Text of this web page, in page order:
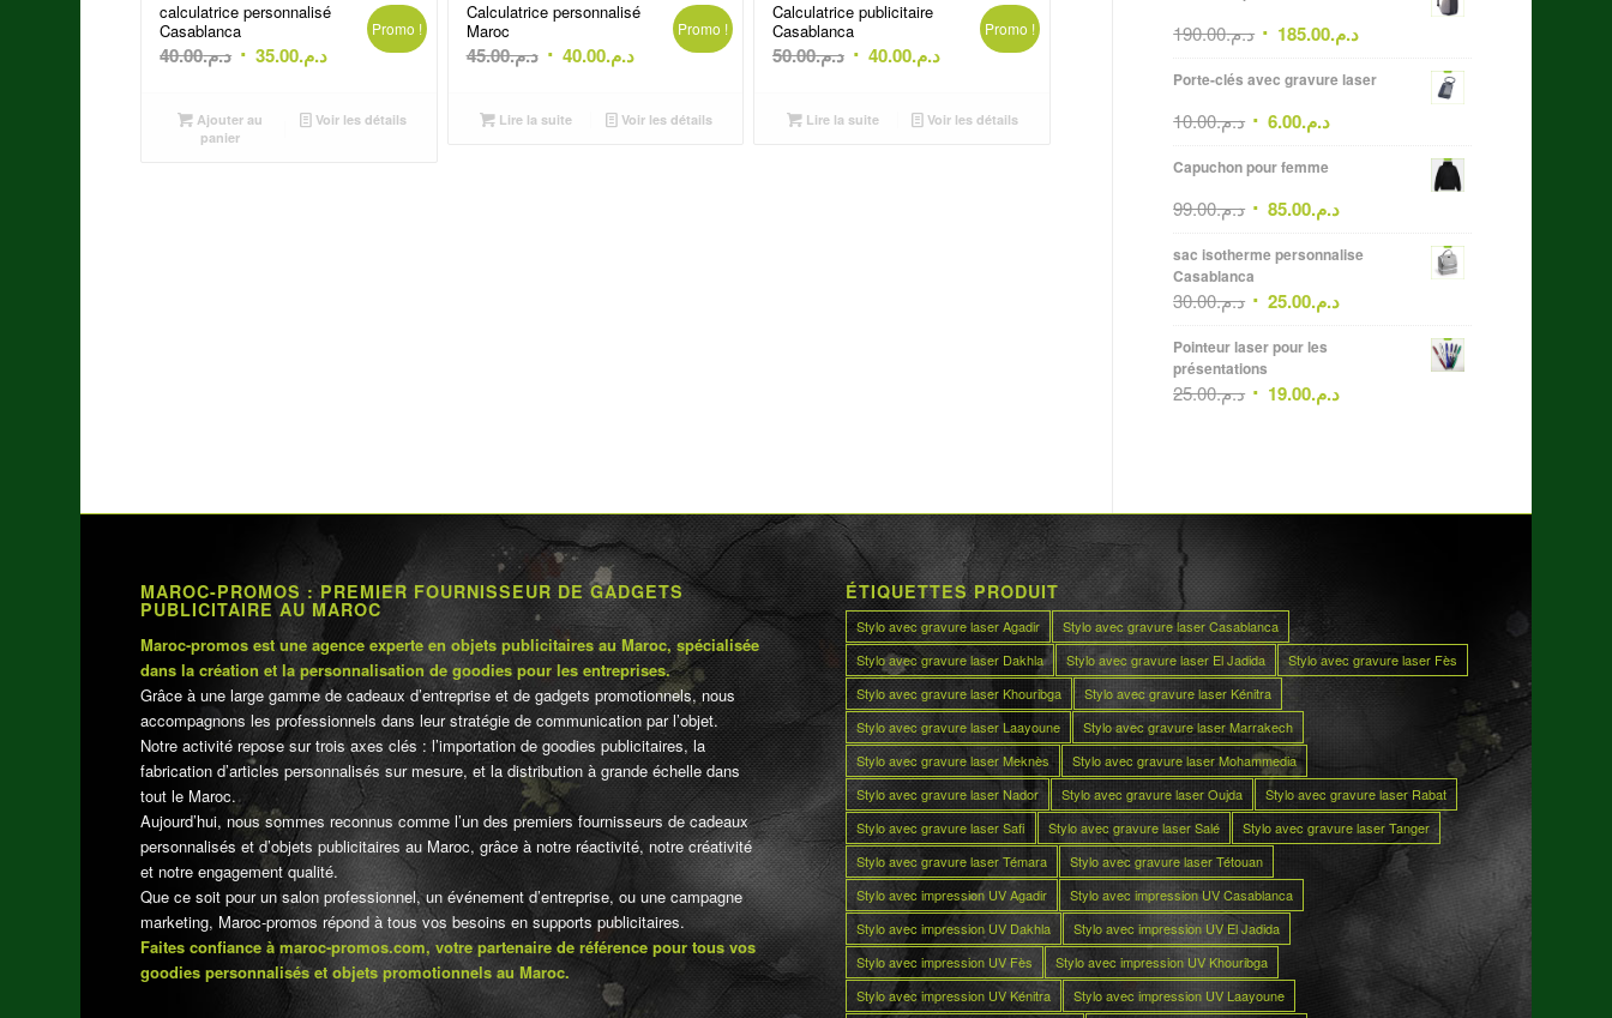
calculatrice personnalisé
Casablanca
د.م.40.00
Le
initial
était :
د.م.35.00
Le
actuel
Promo !
Ajouter au
panier
Voir les détails
Calculatrice personnalisé
Maroc
د.م.45.00
Le
initial
د.م.40.00
Le
actuel
Promo !
Lire la suite Voir les détails
Calculatrice publicitaire
Casablanca
د.م.50.00
Le
initial
د.م.40.00
Le
actuel
Promo !
Lire la suite Voir les détails
د.م.190.00 د.م.185.00
Porte-clés avec gravure laser
د.م.10.00 د.م.6.00
Capuchon pour femme
د.م.99.00 د.م.85.00
sac isotherme personnalise
Casablanca
د.م.30.00 د.م.25.00
Pointeur laser pour les
présentations
د.م.25.00 د.م.19.00
MAROC-PROMOS : PREMIER FOURNISSEUR DE GADGETS
PUBLICITAIRE AU MAROC
Maroc-promos est une agence experte en objets publicitaires au Maroc, spécialisée
dans la création et la personnalisation de goodies pour les entreprises.
Grâce à une large gamme de cadeaux d’entreprise et de gadgets promotionnels, nous
accompagnons les professionnels dans leur stratégie de communication par l’objet.
Notre activité repose sur trois axes clés : l’importation de goodies publicitaires, la
fabrication d’articles personnalisés sur mesure, et la distribution à grande échelle dans
tout le Maroc.
Aujourd’hui, nous sommes reconnus comme l’un des premiers fournisseurs de cadeaux
personnalisés et d’objets publicitaires au Maroc, grâce à notre réactivité, notre créativité
et notre engagement qualité.
Que ce soit pour un salon professionnel, un événement d’entreprise, ou une campagne
marketing, Maroc-promos répond à tous vos besoins en supports publicitaires.
Faites confiance à maroc-promos.com, votre partenaire de référence pour tous vos
goodies personnalisés et objets promotionnels au Maroc.
ÉTIQUETTES PRODUIT
Stylo avec gravure laser Agadir
Stylo avec gravure laser Casablanca
Stylo avec gravure laser Dakhla
Stylo avec gravure laser El Jadida
Stylo avec gravure laser Fès
Stylo avec gravure laser Khouribga
Stylo avec gravure laser Kénitra
Stylo avec gravure laser Laayoune
Stylo avec gravure laser Marrakech
Stylo avec gravure laser Meknès
Stylo avec gravure laser Mohammedia
Stylo avec gravure laser Nador
Stylo avec gravure laser Oujda
Stylo avec gravure laser Rabat
Stylo avec gravure laser Safi
Stylo avec gravure laser Salé
Stylo avec gravure laser Tanger
Stylo avec gravure laser Témara
Stylo avec gravure laser Tétouan
Stylo avec impression UV Agadir
Stylo avec impression UV Casablanca
Stylo avec impression UV Dakhla
Stylo avec impression UV El Jadida
Stylo avec impression UV Fès
Stylo avec impression UV Khouribga
Stylo avec impression UV Kénitra
Stylo avec impression UV Laayoune